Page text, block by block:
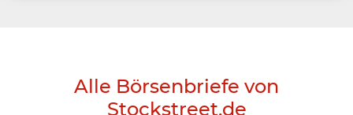
Alle Börsenbriefe von
Stockstreet.de